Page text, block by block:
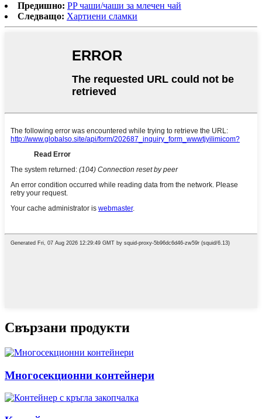
Предишно: PP чаши/чаши за млечен чай
Следващо: Хартиени сламки
Свързани продукти
Многосекционни контейнери